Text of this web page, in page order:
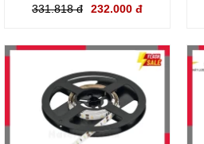
331.818 đ 232.000 đ